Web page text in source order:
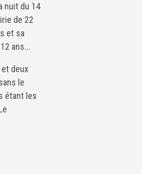
nuit du 14
de 22
et sa
ans...
deux
le
étant les